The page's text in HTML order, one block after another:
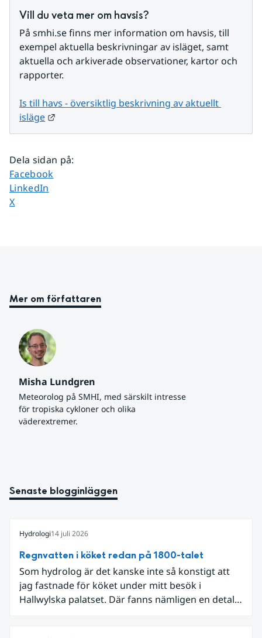
Vill du veta mer om havsis?
På smhi.se finns mer information om havsis, till
exempel aktuella beskrivningar av isläget, samt
aktuella och arkiverade observationer, kartor och
rapporter.
Is till havs - översiktlig beskrivning av aktuellt
isläge
Dela sidan på:
Dela sidan på
Facebook
Dela sidan på
LinkedIn
Dela sidan på
X
Mer om författaren
Misha Lundgren
Meteorolog på SMHI, med särskilt intresse
för tropiska cykloner och olika
väderextremer.
Senaste blogginläggen
Hydrologi14 juli 2026
Regnvatten i köket redan på 1800-talet
Som hydrolog är det kanske inte så konstigt att
jag fastnade för köket under mitt besök i
Hallwylska palatset. Där fanns nämligen en detalj